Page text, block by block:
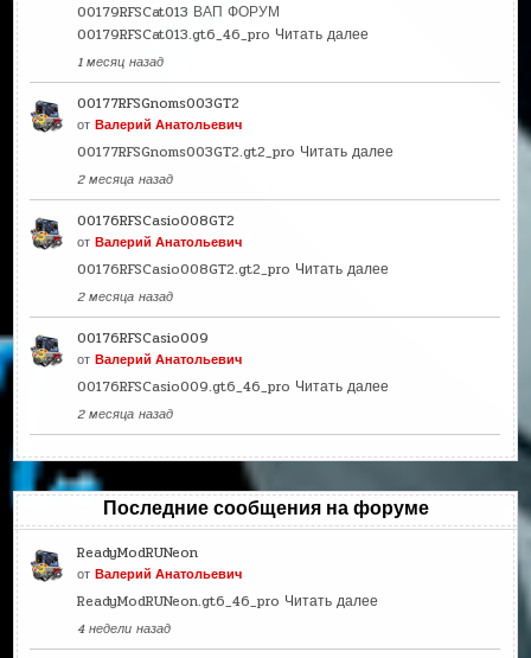
00179RFSCat013 ВАП ФОРУМ
00179RFSCat013.gt6_46_pro Читать далее
1 месяц назад
00177RFSGnoms003GT2
отВалерий Анатольевич
00177RFSGnoms003GT2.gt2_pro Читать далее
2 месяца назад
00176RFSCasio008GT2
отВалерий Анатольевич
00176RFSCasio008GT2.gt2_pro Читать далее
2 месяца назад
00176RFSCasio009
отВалерий Анатольевич
00176RFSCasio009.gt6_46_pro Читать далее
2 месяца назад
Последние сообщения на форуме
ReadyModRUNeon
отВалерий Анатольевич
ReadyModRUNeon.gt6_46_pro Читать далее
4 недели назад